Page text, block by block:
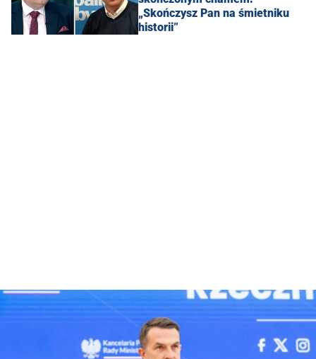
„Skończysz Pan na śmietniku
historii”